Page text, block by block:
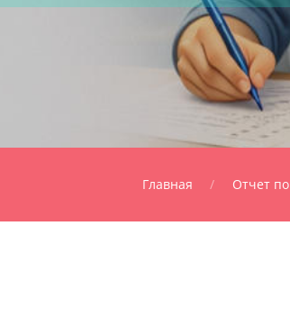
Главная Отчет